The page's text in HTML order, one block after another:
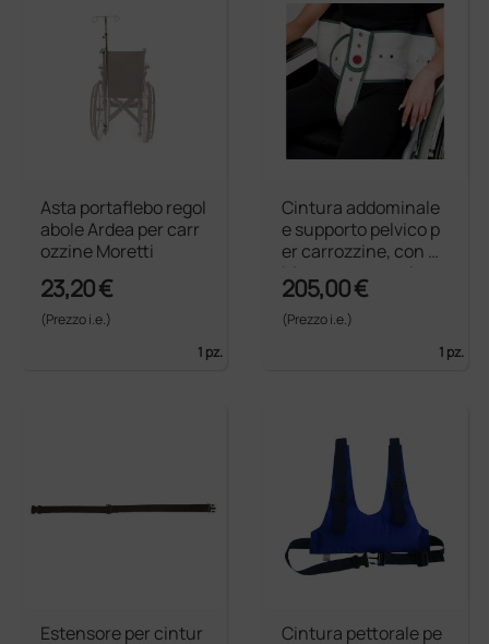
Asta portaflebo regol
abole Ardea per carr
ozzine Moretti
23,20 €
(Prezzo i.e.)
1 pz.
Cintura addominale
e supporto pelvico p
er carrozzine, con c
hiusura magnetica
205,00 €
(Prezzo i.e.)
1 pz.
Estensore per cintur
Cintura pettorale pe